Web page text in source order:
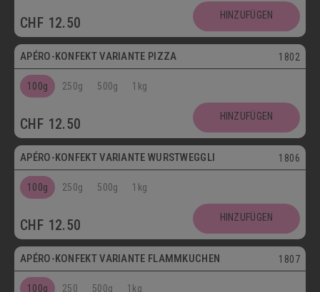
CHF 12.50 HINZUFÜGEN
APÉRO-KONFEKT VARIANTE PIZZA 1802
100g 250g 500g 1kg
CHF 12.50 HINZUFÜGEN
APÉRO-KONFEKT VARIANTE WURSTWEGGLI 1806
100g 250g 500g 1kg
CHF 12.50 HINZUFÜGEN
APÉRO-KONFEKT VARIANTE FLAMMKUCHEN 1807
100g 250 500g 1kg